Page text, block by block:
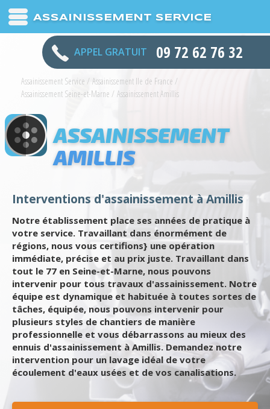
ASSAINISSEMENT SERVICE
APPEL GRATUIT 09 72 62 76 32
Assainissement Service / Assainissement Ile de France /
Assainissement Seine-et-Marne / Assainissement Amillis
ASSAINISSEMENT
AMILLIS
Interventions d'assainissement à Amillis
Notre établissement place ses années de pratique à
votre service. Travaillant dans énormément de
régions, nous vous certifions} une opération
immédiate, précise et au prix juste. Travaillant dans
tout le 77 en Seine-et-Marne, nous pouvons
intervenir pour tous travaux d'assainissement. Notre
équipe est dynamique et habituée à toutes sortes de
tâches, équipée, nous pouvons intervenir pour
plusieurs styles de chantiers de manière
professionnelle et vous débarrassons au mieux des
ennuis d'assainissement à Amillis. Demandez notre
intervention pour un lavage idéal de votre
écoulement d'eaux usées et de vos canalisations.